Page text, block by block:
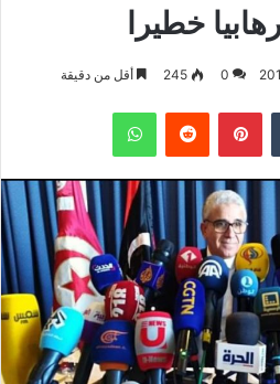
0
245 أقل من دقيقة
بينتيريست واتساب